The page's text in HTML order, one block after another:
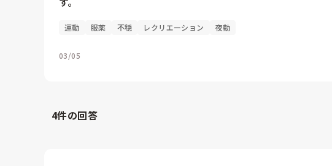
運動 服薬 不穏 レクリエーション 夜勤
03/05
4件の回答